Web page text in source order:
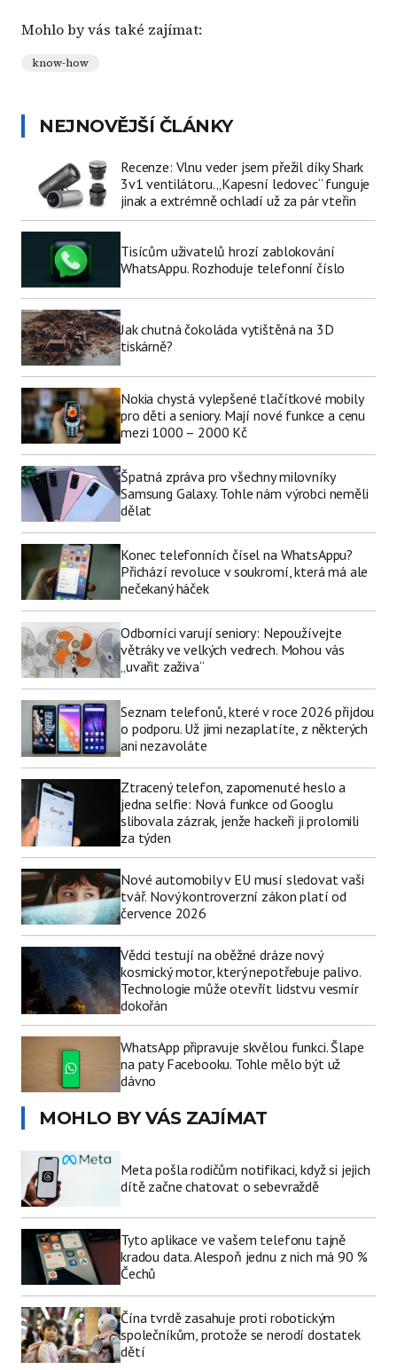
Mohlo by vás také zajímat:
know-how
NEJNOVĚJŠÍ ČLÁNKY
Recenze: Vlnu veder jsem přežil díky Shark
3v1 ventilátoru. „Kapesní ledovec“ funguje
jinak a extrémně ochladí už za pár vteřin
Tisícům uživatelů hrozí zablokování
WhatsAppu. Rozhoduje telefonní číslo
Jak chutná čokoláda vytištěná na 3D
tiskárně?
Nokia chystá vylepšené tlačítkové mobily
pro děti a seniory. Mají nové funkce a cenu
mezi 1000 – 2000 Kč
Špatná zpráva pro všechny milovníky
Samsung Galaxy. Tohle nám výrobci neměli
dělat
Konec telefonních čísel na WhatsAppu?
Přichází revoluce v soukromí, která má ale
nečekaný háček
Odborníci varují seniory: Nepoužívejte
větráky ve velkých vedrech. Mohou vás
„uvařit zaživa“
Seznam telefonů, které v roce 2026 přijdou
o podporu. Už jimi nezaplatíte, z některých
ani nezavoláte
Ztracený telefon, zapomenuté heslo a
jedna selfie: Nová funkce od Googlu
slibovala zázrak, jenže hackeři ji prolomili
za týden
Nové automobily v EU musí sledovat vaši
tvář. Nový kontroverzní zákon platí od
července 2026
Vědci testují na oběžné dráze nový
kosmický motor, který nepotřebuje palivo.
Technologie může otevřít lidstvu vesmír
dokořán
WhatsApp připravuje skvělou funkci. Šlape
na paty Facebooku. Tohle mělo být už
dávno
MOHLO BY VÁS ZAJÍMAT
Meta pošla rodičům notifikaci, když si jejich
dítě začne chatovat o sebevraždě
Tyto aplikace ve vašem telefonu tajně
kradou data. Alespoň jednu z nich má 90 %
Čechů
Čína tvrdě zasahuje proti robotickým
společníkům, protože se nerodí dostatek
dětí